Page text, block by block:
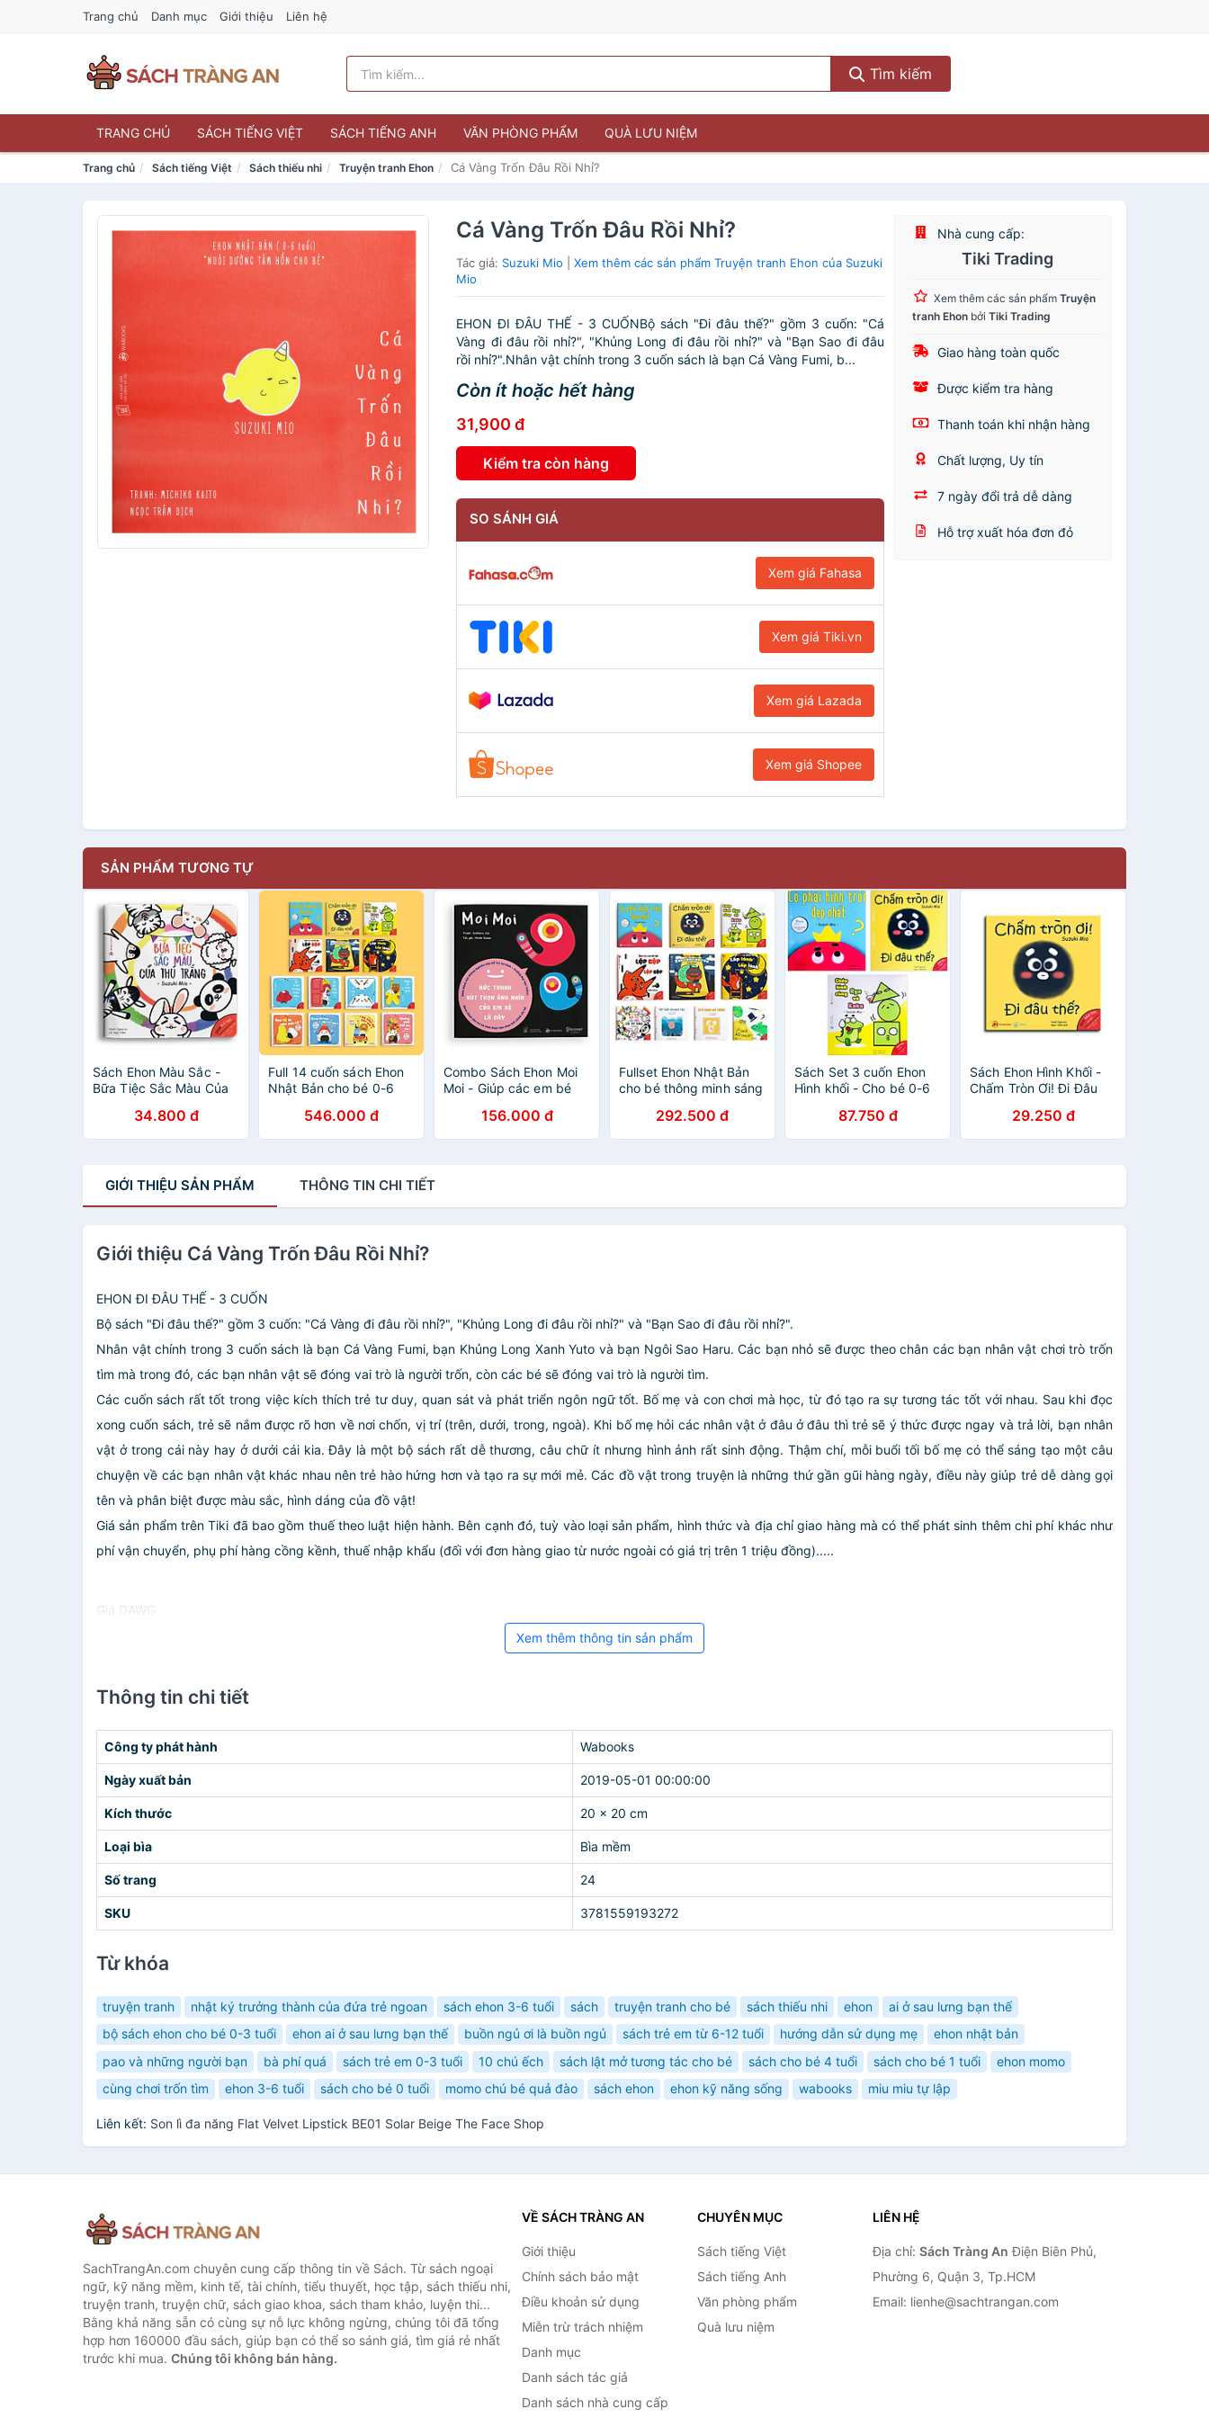
Trang chủ Danh mục Giới thiệu Liên hệ
Tìm kiếm
TRANG CHỦ SÁCH TIẾNG VIỆT SÁCH TIẾNG ANH VĂN PHÒNG PHẨM QUÀ LƯU NIỆM
Trang chủ Sách tiếng Việt Sách thiếu nhi Truyện tranh Ehon Cá Vàng Trốn Đâu Rồi Nhỉ?
Cá Vàng Trốn Đâu Rồi Nhỉ?
Tác giả: Suzuki Mio |Xem thêm các sản phẩm Truyện tranh Ehon của Suzuki
Mio
EHON ĐI ĐÂU THẾ - 3 CUỐNBộ sách "Đi đâu thế?" gồm 3 cuốn: "Cá
Vàng đi đâu rồi nhỉ?", "Khủng Long đi đâu rồi nhỉ?" và "Bạn Sao đi đâu
rồi nhỉ?".Nhân vật chính trong 3 cuốn sách là bạn Cá Vàng Fumi, b...
Còn ít hoặc hết hàng
31,900 đ
Kiểm tra còn hàng
SO SÁNH GIÁ
Xem giá Fahasa
Xem giá Tiki.vn
Xem giá Lazada
Xem giá Shopee
Nhà cung cấp:
Tiki Trading
Xem thêm các sản phẩmTruyện
tranh Ehon bởiTiki Trading
Giao hàng toàn quốc
Được kiểm tra hàng
Thanh toán khi nhận hàng
Chất lượng, Uy tín
7 ngày đổi trả dễ dàng
Hỗ trợ xuất hóa đơn đỏ
SẢN PHẨM TƯƠNG TỰ
Sách Ehon Màu Sắc -
Bữa Tiệc Sắc Màu Của
34.800 đ
Full 14 cuốn sách Ehon
Nhật Bản cho bé 0-6
546.000 đ
Combo Sách Ehon Moi
Moi - Giúp các em bé
diệu của hình khối- Ehon
Nhật Bản cho bé 0-6
156.000 đ
Fullset Ehon Nhật Bản
cho bé thông minh sáng
Của Hình Khối + Điều Kỳ
Diệu Của Âm Thanh +
292.500 đ
Sách Set 3 cuốn Ehon
Hình khối - Cho bé 0-6
87.750 đ
Sách Ehon Hình Khối -
Chấm Tròn Ơi! Đi Đâu
29.250 đ
GIỚI THIỆU SẢN PHẨM THÔNG TIN CHI TIẾT
Giới thiệu Cá Vàng Trốn Đâu Rồi Nhỉ?
EHON ĐI ĐÂU THẾ - 3 CUỐN
Bộ sách "Đi đâu thế?" gồm 3 cuốn: "Cá Vàng đi đâu rồi nhỉ?", "Khủng Long đi đâu rồi nhỉ?" và "Bạn Sao đi đâu rồi nhỉ?".
Nhân vật chính trong 3 cuốn sách là bạn Cá Vàng Fumi, bạn Khủng Long Xanh Yuto và bạn Ngôi Sao Haru. Các bạn nhỏ sẽ được theo chân các bạn nhân vật chơi trò trốn
tìm mà trong đó, các bạn nhân vật sẽ đóng vai trò là người trốn, còn các bé sẽ đóng vai trò là người tìm.
Các cuốn sách rất tốt trong việc kích thích trẻ tư duy, quan sát và phát triển ngôn ngữ tốt. Bố mẹ và con chơi mà học, từ đó tạo ra sự tương tác tốt với nhau. Sau khi đọc
xong cuốn sách, trẻ sẽ nắm được rõ hơn về nơi chốn, vị trí (trên, dưới, trong, ngoà). Khi bố mẹ hỏi các nhân vật ở đâu ở đâu thì trẻ sẽ ý thức được ngay và trả lời, bạn nhân
vật ở trong cái này hay ở dưới cái kia. Đây là một bộ sách rất dễ thương, câu chữ ít nhưng hình ảnh rất sinh động. Thậm chí, mỗi buổi tối bố mẹ có thể sáng tạo một câu
chuyện về các bạn nhân vật khác nhau nên trẻ hào hứng hơn và tạo ra sự mới mẻ. Các đồ vật trong truyện là những thứ gần gũi hàng ngày, điều này giúp trẻ dễ dàng gọi
tên và phân biệt được màu sắc, hình dáng của đồ vật!
Giá sản phẩm trên Tiki đã bao gồm thuế theo luật hiện hành. Bên cạnh đó, tuỳ vào loại sản phẩm, hình thức và địa chỉ giao hàng mà có thể phát sinh thêm chi phí khác như
phí vận chuyển, phụ phí hàng cồng kềnh, thuế nhập khẩu (đối với đơn hàng giao từ nước ngoài có giá trị trên 1 triệu đồng).....
Giá DAWG
Xem thêm thông tin sản phẩm
Thông tin chi tiết
Công ty phát hành Wabooks
Ngày xuất bản 2019-05-01 00:00:00
Kích thước 20 x 20 cm
Loại bìa Bìa mềm
Số trang 24
SKU 3781559193272
Từ khóa
truyện tranh nhật ký trưởng thành của đứa trẻ ngoan sách ehon 3-6 tuổi sách truyện tranh cho bé sách thiếu nhi ehon
ai ở sau lưng bạn thế
bộ sách ehon cho bé 0-3 tuổi
ehon ai ở sau lưng bạn thế buồn ngủ ơi là buồn ngủ sách trẻ em từ 6-12 tuổi hướng dẫn sử dụng mẹ
ehon nhật bản
pao và những người bạn
bà phí quá sách trẻ em 0-3 tuổi 10 chú ếch sách lật mở tương tác cho bé sách cho bé 4 tuổi sách cho bé 1 tuổi
ehon momo
cùng chơi trốn tìm
ehon 3-6 tuổi sách cho bé 0 tuổi momo chú bé quả đào sách ehon ehon kỹ năng sống wabooks miu miu tự lập
Liên kết: Son lì đa năng Flat Velvet Lipstick BE01 Solar Beige The Face Shop
SachTrangAn.com chuyên cung cấp thông tin về Sách. Từ sách ngoại
ngữ, kỹ năng mềm, kinh tế, tài chính, tiểu thuyết, học tập, sách thiếu nhi,
truyện tranh, truyện chữ, sách giao khoa, sách tham khảo, luyện thi...
Bằng khả năng sẵn có cùng sự nỗ lực không ngừng, chúng tôi đã tổng
hợp hơn 160000 đầu sách, giúp bạn có thể so sánh giá, tìm giá rẻ nhất
trước khi mua. Chúng tôi không bán hàng.
VỀ SÁCH TRÀNG AN
Giới thiệu
Chính sách bảo mật
Điều khoản sử dụng
Miễn trừ trách nhiệm
Danh mục
Danh sách tác giả
Danh sách nhà cung cấp
CHUYÊN MỤC
Sách tiếng Việt
Sách tiếng Anh
Văn phòng phẩm
Quà lưu niệm
LIÊN HỆ
Địa chỉ: Sách Tràng An Điện Biên Phủ,
Phường 6, Quận 3, Tp.HCM
Email: lienhe@sachtrangan.com